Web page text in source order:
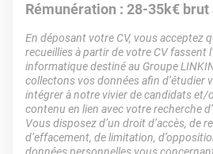
Rémunération : 28-35k€ brut
En déposant votre CV, vous acceptez
recueillies à partir de votre CV fassent
informatique destiné au Groupe
collectons vos données afin d’étudier
intégrer à notre vivier de candidats et/
contenu en lien avec votre recherche
Vous disposez d’un droit d’accès, de
d’effacement, de limitation,